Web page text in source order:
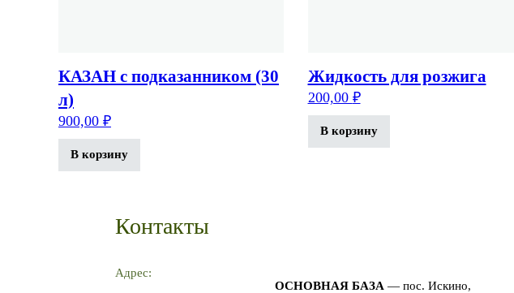
КАЗАН с подказанником (30
л)
900,00 ₽
В корзину
Жидкость для розжига
200,00 ₽
В корзину
Контакты
Адрес:
ОСНОВНАЯ БАЗА — пос. Искино,